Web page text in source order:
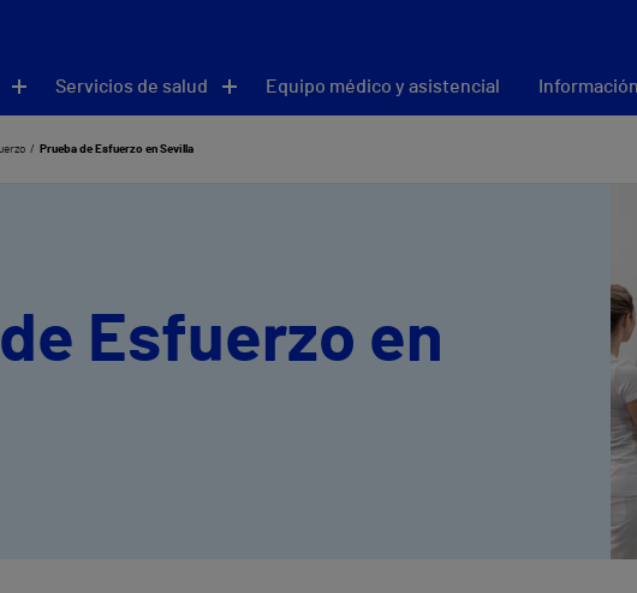
Servicios de salud Equipo médico y asistencial
Prueba de Esfuerzo en Sevilla
Esfuerzo en